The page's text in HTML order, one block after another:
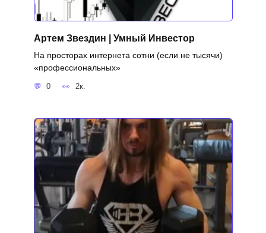
Артем Звездин | Умный Инвестор
На просторах интернета сотни (если не тысячи)
«профессиональных»
0 2к.